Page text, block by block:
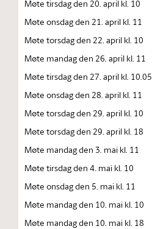
Møte tirsdag den 20. april kl. 10
Møte onsdag den 21. april kl. 11
Møte torsdag den 22. april kl. 10
Møte mandag den 26. april kl. 11
Møte tirsdag den 27. april kl. 10.05
Møte onsdag den 28. april kl. 11
Møte torsdag den 29. april kl. 10
Møte torsdag den 29. april kl. 18
Møte mandag den 3. mai kl. 11
Møte tirsdag den 4. mai kl. 10
Møte onsdag den 5. mai kl. 11
Møte mandag den 10. mai kl. 10
Møte mandag den 10. mai kl. 18